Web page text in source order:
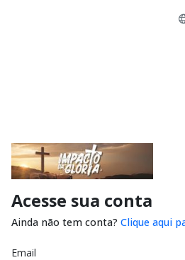
Acesse sua conta
Ainda não tem conta? Clique aqui
Email